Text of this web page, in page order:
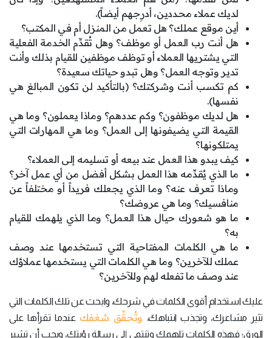
لديك عملاء محددين، أدرِجهم أيضاً).
أين موقع عملك؟ هل تعمل من المنزل أم في المكتب؟
هل أنت رب العمل أو موظف؟ وهل تُقدِّم الخدمة الفعلية
التي يشتريها العملاء أو توظف موظفين للقيام بذلك وأنت
تدير وتوجه العمل؟ وهل تبدو حياتك سعيدة؟
كم تكسب أنت وشركتك؟ (بالتأكيد لن تكون المبالغ هي
نفسها).
هل لديك موظفون؟ وكم عددهم؟ وماذا يعملون؟ وما هي
القيمة التي يضيفونها إلى العمل؟ وما هي المهارات التي
يمتلكونها؟
كيف يبدو هذا العمل عند بيعه أو تسليمه إلى العملاء؟
ما الذي يُقدِّمه هذا العمل بشكل أفضل من أي عمل آخر؟
وماذا تعرف عنه؟ وما الذي يجعلك فريداً أو مختلفاً عن
منافسيك؟ وما هي عروضك؟
ما هو شعورك حيال هذا العمل؟ وما الذي يلهمك للقيام
به؟
ما هي الكلمات المفتاحية التي تستخدمها عند وصف
عملك للآخرين؟ وما هي الكلمات التي يستخدمها عملاؤك
عند وصف ما تفعله لهم وللآخرين؟
عليك استخدام أقوى الكلمات في شرحك، وابحث عن تلك الكلمات التي
تثير مشاعرك، وتجذب انتباهك، وتُحقِّق شغفك عندما تقرأها على
الورق؛ فهذه الكلمات تلهمك وتنتمي إلى رسالة رؤيتك، ويجب أن تشير